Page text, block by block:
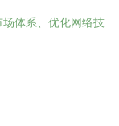
体系、优化网络技